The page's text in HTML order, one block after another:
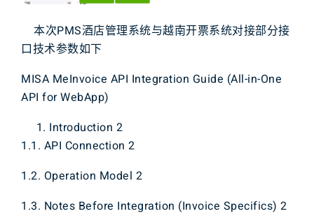
本次PMS酒店管理系统与越南开票系统对接部分接
口技术参数如下
MISA MeInvoice API Integration Guide (All-in-One
API for WebApp)
Introduction 2
1.1. API Connection 2
1.2. Operation Model 2
1.3. Notes Before Integration (Invoice Specifics) 2